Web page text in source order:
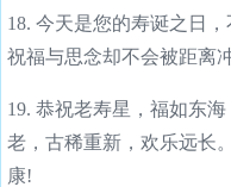
18. 今天是您的寿诞之日
祝福与思念却不会被距离
19. 恭祝老寿星，福如东
老，古稀重新，欢乐远长
康!